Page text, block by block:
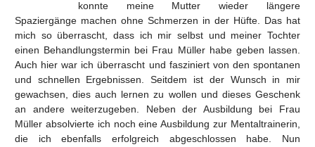
konnte meine Mutter wieder längere
Spaziergänge machen ohne Schmerzen in der Hüfte. Das hat
mich so überrascht, dass ich mir selbst und meiner Tochter
einen Behandlungstermin bei Frau Müller habe geben lassen.
Auch hier war ich überrascht und fasziniert von den spontanen
und schnellen Ergebnissen. Seitdem ist der Wunsch in mir
gewachsen, dies auch lernen zu wollen und dieses Geschenk
an andere weiterzugeben. Neben der Ausbildung bei Frau
Müller absolvierte ich noch eine Ausbildung zur Mentaltrainerin,
die ich ebenfalls erfolgreich abgeschlossen habe. Nun